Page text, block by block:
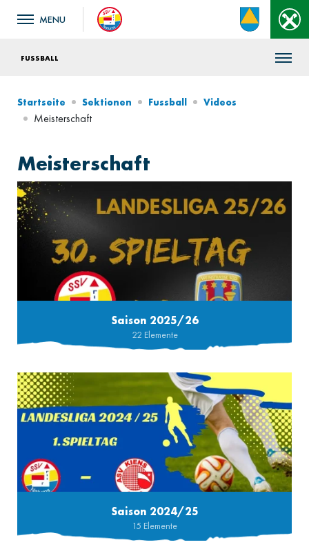
FUSSBALL
Startseite Sektionen Fussball Videos
Meisterschaft
Meisterschaft
Saison 2025/26
22 Elemente
Saison 2024/25
15 Elemente